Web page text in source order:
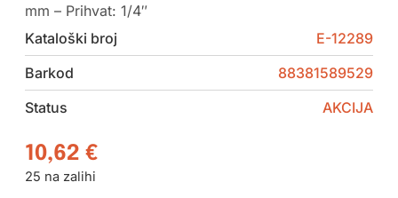
mm – Prihvat: 1/4″
Kataloški broj
E-12289
Barkod
88381589529
Status
AKCIJA
10,62 €
25 na zalihi